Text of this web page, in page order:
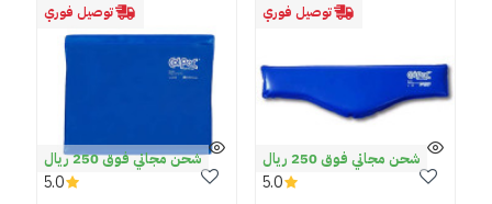
توصيل فوري
شحن مجاني فوق 250 ريال
5.0
توصيل فوري
شحن مجاني فوق 250 ريال
5.0